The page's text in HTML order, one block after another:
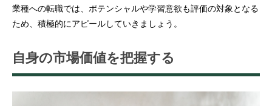
業種への転職では、ポテンシャルや学習意欲も評価の対象となる
ため、積極的にアピールしていきましょう。
自身の市場価値を把握する